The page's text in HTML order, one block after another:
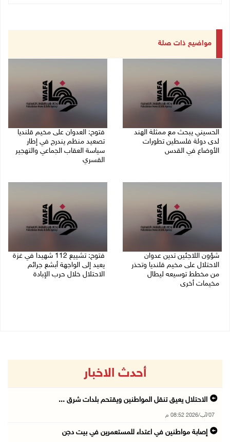
مواضيع ذات صلة
الحسيني يبحث مع ممثلة الهند
لدى دولة فلسطين تطورات
الأوضاع في القدس
فتوح: العدوان على مخيم قلنديا
تصعيد منظم يندرج في إطار
سياسة العقاب الجماعي والتهجير
القسري
شؤون اللاجئين تدين عدوان
الاحتلال على مخيم قلنديا وتحذر
من مخطط توسيعه ليطال
مخيمات أخرى
فتوح: تشييع 112 شهيدا في غزة
يعيد إلى الواجهة أبشع جرائم
الاحتلال خلال حرب الإبادة
أحدث الاخبار
الاحتلال يعيق تنقل المواطنين ويقتحم بلدات شرق ...
07/آب/2026 08:52 م
إصابة مواطنين في اعتداء للمستعمرين في بيت دجن